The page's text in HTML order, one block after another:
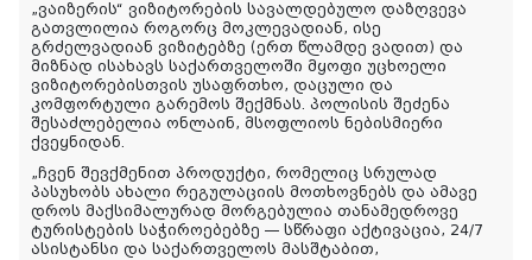
„ვაიზერის“ ვიზიტორების სავალდებულო დაზღვევა
გათვლილია როგორც მოკლევადიან, ისე
გრძელვადიან ვიზიტებზე (ერთ წლამდე ვადით ) და
მიზნად ისახავს საქართველოში მყოფი უცხოელი
ვიზიტორებისთვის უსაფრთხო, დაცული და
კომფორტული გარემოს შექმნას. პოლისის შეძენა
შესაძლებელია ონლაინ, მსოფლიოს ნებისმიერი
ქვეყნიდან.
„ჩვენ შევქმენით პროდუქტი, რომელიც სრულად
პასუხობს ახალი რეგულაციის მოთხოვნებს და ამავე
დროს მაქსიმალურად მორგებულია თანამედროვე
ტურისტების საჭიროებებზე — სწრაფი აქტივაცია, 24/7
ასისტანსი და საქართველოს მასშტაბით,